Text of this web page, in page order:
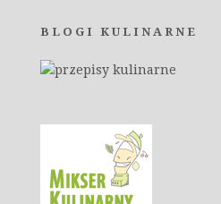
BLOGI KULINARNE